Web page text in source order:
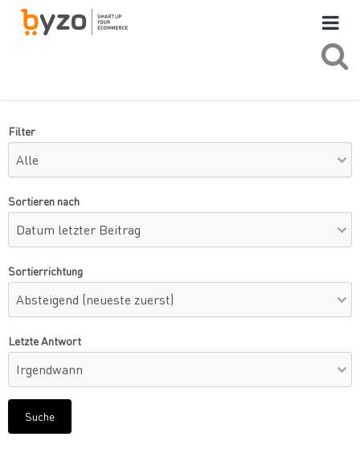
Filter
Sortieren nach
Sortierrichtung
Letzte Antwort
Suche